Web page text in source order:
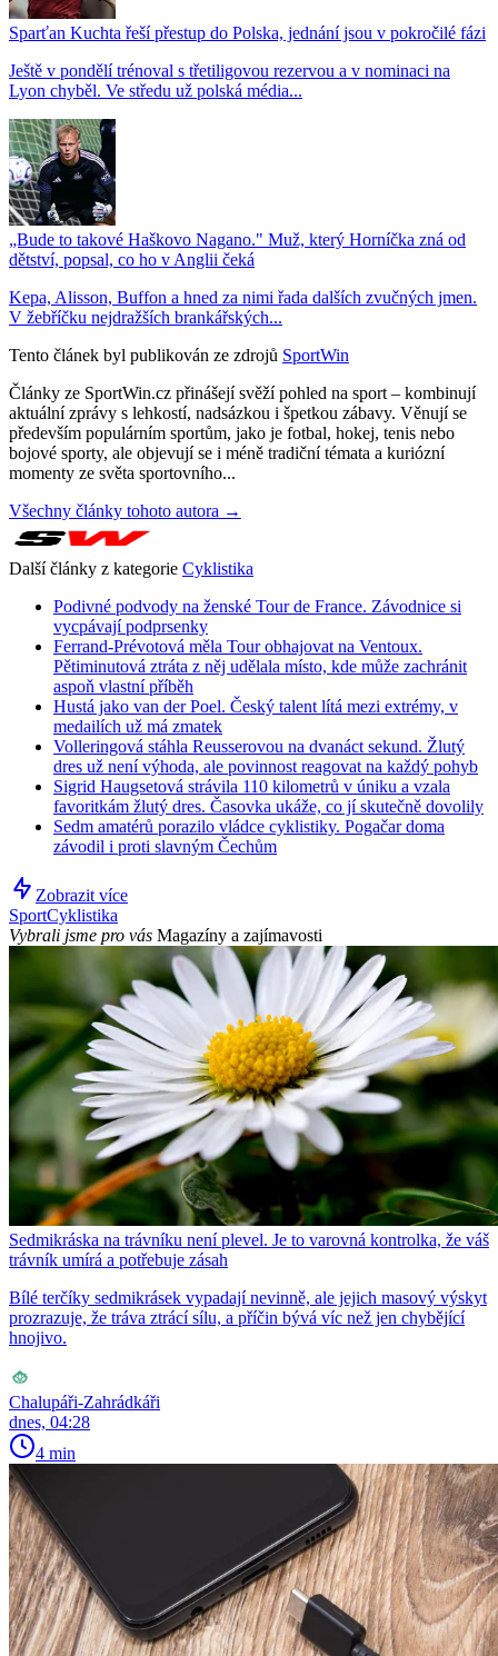
Sparťan Kuchta řeší přestup do Polska, jednání jsou v pokročilé fázi
Ještě v pondělí trénoval s třetiligovou rezervou a v nominaci na
Lyon chyběl. Ve středu už polská média...
„Bude to takové Haškovo Nagano." Muž, který Horníčka zná od
dětství, popsal, co ho v Anglii čeká
Kepa, Alisson, Buffon a hned za nimi řada dalších zvučných jmen.
V žebříčku nejdražších brankářských...
Tento článek byl publikován ze zdrojů SportWin
Články ze SportWin.cz přinášejí svěží pohled na sport – kombinují
aktuální zprávy s lehkostí, nadsázkou i špetkou zábavy. Věnují se
především populárním sportům, jako je fotbal, hokej, tenis nebo
bojové sporty, ale objevují se i méně tradiční témata a kuriózní
momenty ze světa sportovního...
Všechny články tohoto autora →
Další články z kategorie Cyklistika
Podivné podvody na ženské Tour de France. Závodnice si
vycpávají podprsenky
Ferrand-Prévotová měla Tour obhajovat na Ventoux.
Pětiminutová ztráta z něj udělala místo, kde může zachránit
aspoň vlastní příběh
Hustá jako van der Poel. Český talent lítá mezi extrémy, v
medailích už má zmatek
Volleringová stáhla Reusserovou na dvanáct sekund. Žlutý
dres už není výhoda, ale povinnost reagovat na každý pohyb
Sigrid Haugsetová strávila 110 kilometrů v úniku a vzala
favoritkám žlutý dres. Časovka ukáže, co jí skutečně dovolily
Sedm amatérů porazilo vládce cyklistiky. Pogačar doma
závodil i proti slavným Čechům
Zobrazit více
SportCyklistika
Vybrali jsme pro vás Magazíny a zajímavosti
Sedmikráska na trávníku není plevel. Je to varovná kontrolka, že váš
trávník umírá a potřebuje zásah
Bílé terčíky sedmikrásek vypadají nevinně, ale jejich masový výskyt
prozrazuje, že tráva ztrácí sílu, a příčin bývá víc než jen chybějící
hnojivo.
Chalupáři-Zahrádkáři
dnes, 04:28
4 min